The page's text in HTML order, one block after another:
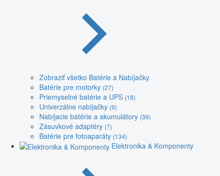
Zobraziť všetko Batérie a Nabíjačky
Batérie pre motorky (27)
Priemyselné batérie a UPS (18)
Univerzálne nabíjačky (9)
Nabíjacie batérie a akumulátory (39)
Zásuvkové adaptéry (7)
Batérie pre fotoaparáty (134)
Elektronika & Komponenty